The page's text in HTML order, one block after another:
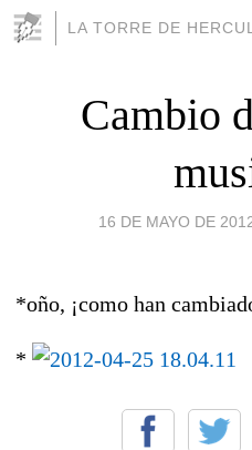
LA TORRE DE
Cambio
16 DE MAYO DE
*oño, ¡como han
*